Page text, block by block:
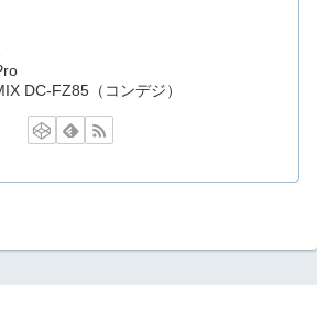
DC-FZ85（コンデジ）